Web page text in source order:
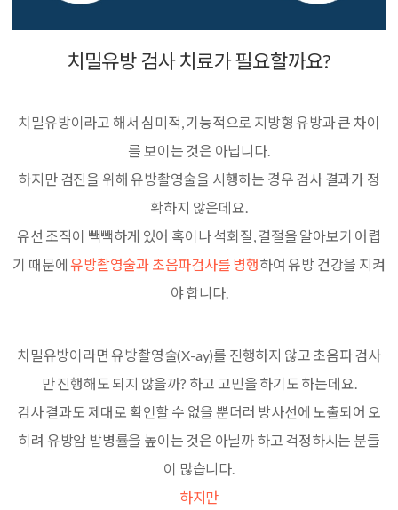
치밀유방 검사 치료가 필요할까요?
치밀유방이라고 해서 심미적, 기능적으로 지방형 유방과 큰 차이
를 보이는 것은 아닙니다.
하지만 검진을 위해 유방촬영술을 시행하는 경우 검사 결과가 정
확하지 않은데요.
유선 조직이 빽빽하게 있어 혹이나 석회질, 결절을 알아보기 어렵
기 때문에유방촬영술과 초음파검사를 병행하여 유방 건강을 지켜
야 합니다.
치밀유방이라면유방촬영술(X-ay)를 진행하지 않고 초음파 검사
만 진행해도 되지 않을까? 하고 고민을 하기도 하는데요.
검사 결과도 제대로 확인할 수 없을 뿐더러 방사선에 노출되어 오
히려 유방암 발병률을 높이는 것은 아닐까 하고 걱정하시는 분들
이 많습니다.
하지만